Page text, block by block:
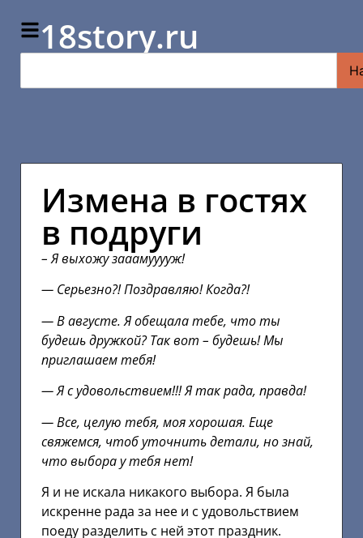
18story.ru
Измена в гостях
в подруги
– Я выхожу зааамууууж!
— Серьезно?! Поздравляю! Когда?!
— В августе. Я обещала тебе, что ты
будешь дружкой? Так вот – будешь! Мы
приглашаем тебя!
— Я с удовольствием!!! Я так рада, правда!
— Все, целую тебя, моя хорошая. Еще
свяжемся, чтоб уточнить детали, но знай,
что выбора у тебя нет!
Я и не искала никакого выбора. Я была
искренне рада за нее и с удовольствием
поеду разделить с ней этот праздник.